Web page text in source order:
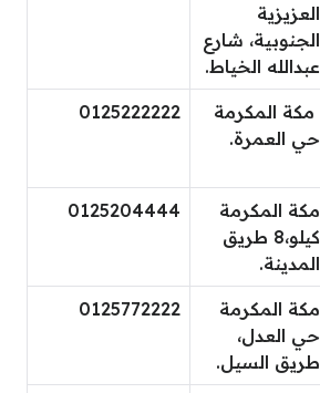
العزيزية
الجنوبية، شارع
عبدالله الخياط.
مكة المكرمة
حي العمرة.
0125222222
مكة المكرمة
كيلو،8 طريق
المدينة.
0125204444
مكة المكرمة
حي العدل،
طريق السيل.
0125772222